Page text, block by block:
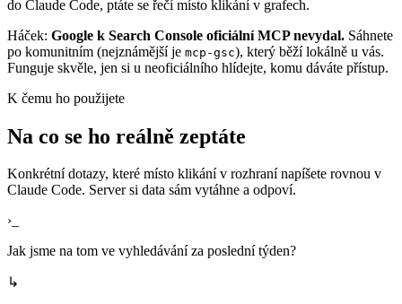
do Claude Code, ptáte se řečí místo klikání v grafech.
Háček: Google k Search Console oficiální MCP nevydal. Sáhnete
po komunitním (nejznámější je mcp-gsc), který běží lokálně u vás.
Funguje skvěle, jen si u neoficiálního hlídejte, komu dáváte přístup.
K čemu ho použijete
Na co se ho reálně zeptáte
Konkrétní dotazy, které místo klikání v rozhraní napíšete rovnou v
Claude Code. Server si data sám vytáhne a odpoví.
›_
Jak jsme na tom ve vyhledávání za poslední týden?
↳